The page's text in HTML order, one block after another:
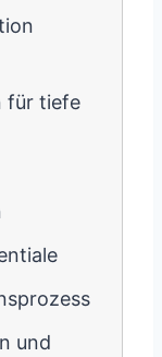
für tiefe
und